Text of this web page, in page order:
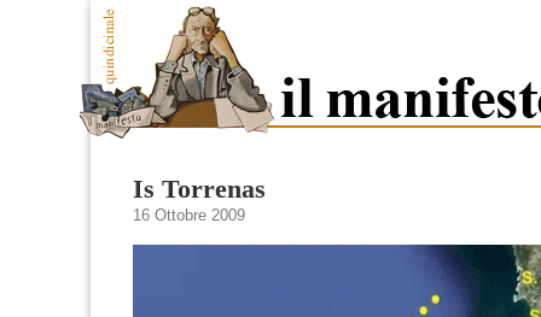
Is Torrenas
16 Ottobre 2009